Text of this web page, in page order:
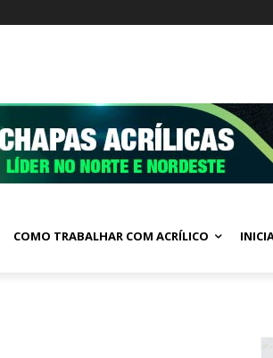
COMO TRABALHAR COM ACRÍLICO